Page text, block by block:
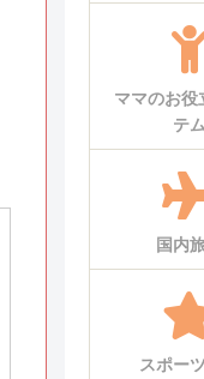
ママのお役
テ
国内
スポー